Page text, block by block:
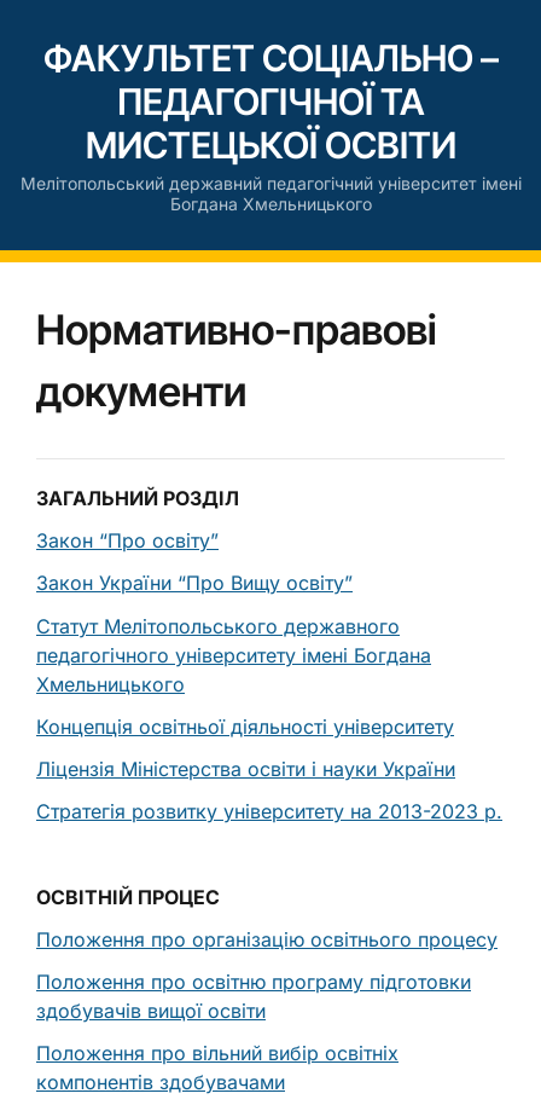
ФАКУЛЬТЕТ СОЦІАЛЬНО –
ПЕДАГОГІЧНОЇ ТА
МИСТЕЦЬКОЇ ОСВІТИ
Мелітопольський державний педагогічний університет імені
Богдана Хмельницького
Нормативно-правові
документи
ЗАГАЛЬНИЙ РОЗДІЛ
Закон “Про освіту”
Закон України “Про Вищу освіту”
Статут Мелітопольського державного
педагогічного університету імені Богдана
Хмельницького
Концепція освітньої діяльності університету
Ліцензія Міністерства освіти і науки України
Стратегія розвитку університету на 2013-2023 р.
ОСВІТНІЙ ПРОЦЕС
Положення про організацію освітнього процесу
Положення про освітню програму підготовки
здобувачів вищої освіти
Положення про вільний вибір освітніх
компонентів здобувачами